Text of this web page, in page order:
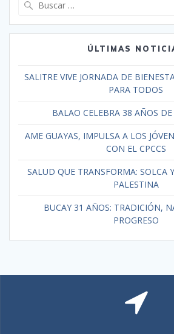
ÚLTIMAS
SALITRE VIVE JORNADA DE
PARA TODOS
BALAO CELEBRA 38 AÑOS DE
AME GUAYAS, IMPULSA A LOS
CON EL CPCCS
SALUD QUE TRANSFORMA: SOLCA
PALESTINA
BUCAY 31 AÑOS: TRADICIÓN,
PROGRESO